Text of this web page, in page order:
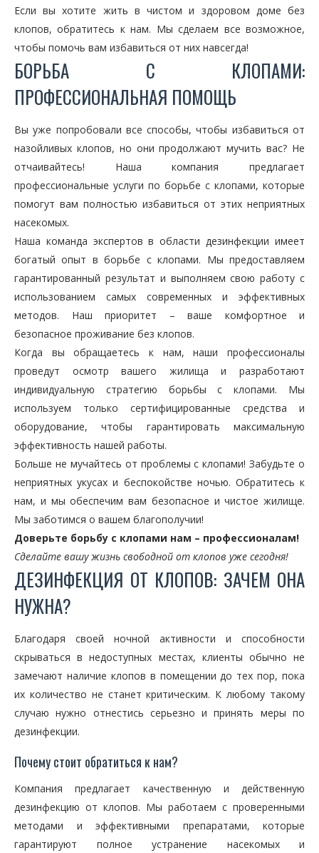
Если вы хотите жить в чистом и здоровом доме без
клопов, обратитесь к нам. Мы сделаем все возможное,
чтобы помочь вам избавиться от них навсегда!
БОРЬБА С КЛОПАМИ:
ПРОФЕССИОНАЛЬНАЯ ПОМОЩЬ
Вы уже попробовали все способы, чтобы избавиться от
назойливых клопов, но они продолжают мучить вас? Не
отчаивайтесь! Наша компания предлагает
профессиональные услуги по борьбе с клопами, которые
помогут вам полностью избавиться от этих неприятных
насекомых.
Наша команда экспертов в области дезинфекции имеет
богатый опыт в борьбе с клопами. Мы предоставляем
гарантированный результат и выполняем свою работу с
использованием самых современных и эффективных
методов. Наш приоритет – ваше комфортное и
безопасное проживание без клопов.
Когда вы обращаетесь к нам, наши профессионалы
проведут осмотр вашего жилища и разработают
индивидуальную стратегию борьбы с клопами. Мы
используем только сертифицированные средства и
оборудование, чтобы гарантировать максимальную
эффективность нашей работы.
Больше не мучайтесь от проблемы с клопами! Забудьте о
неприятных укусах и беспокойстве ночью. Обратитесь к
нам, и мы обеспечим вам безопасное и чистое жилище.
Мы заботимся о вашем благополучии!
Доверьте борьбу с клопами нам – профессионалам!
Сделайте вашу жизнь свободной от клопов уже сегодня!
ДЕЗИНФЕКЦИЯ ОТ КЛОПОВ: ЗАЧЕМ ОНА
НУЖНА?
Благодаря своей ночной активности и способности
скрываться в недоступных местах, клиенты обычно не
замечают наличие клопов в помещении до тех пор, пока
их количество не станет критическим. К любому такому
случаю нужно отнестись серьезно и принять меры по
дезинфекции.
Почему стоит обратиться к нам?
Компания предлагает качественную и действенную
дезинфекцию от клопов. Мы работаем с проверенными
методами и эффективными препаратами, которые
гарантируют полное устранение насекомых и